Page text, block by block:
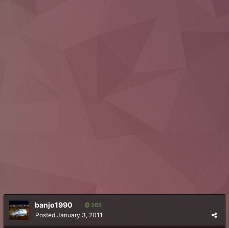
banjo1990 265
Posted January 3, 2011